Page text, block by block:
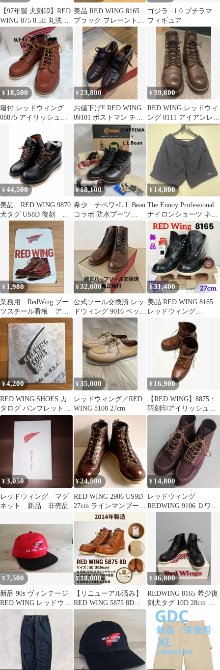
【97年製 犬刻印】RED
WING 875 8.5E 丸洗い
&補修済26.5㎝
美品 RED WING 8165
ブラック プレーントゥ
箱付
ゴジラ −1.0 プチラマ
フィギュア
¥ 18,500
箱付 レッドウィング
08875 アイリッシュセ
¥ 23,800
お値下げ‼️ RED WING
09101 ポストマン チョ
コレート 7D
¥39,800
RED WING レッドウィ
ング 8111 アイアンレン
ジャー 9D
¥44,500
美品 RED WING 9870
犬タグ US8D 復刻 激
¥18,100
希少 チペワ×L.L.Bean
コラボ 防水ブーツ
10EE 28cm USA製
¥ 14,800
The Ennoy Professional
ナイロンショーツ ネイ
ビー
¥ 1,980
業務用 RedWing ブー
ツスチール看板 アイ
リッシュセッター レ
ッドウイング
¥32,000
公式ソール交換済 レッ
ドウィング 9016 ベック
マン 7D 2011年製
¥31,400
美品 RED WING 8165
レッドウィング
BLACK 27cm
¥4,200
RED WING SHOES カ
タログ パンフレット
2000年
¥35,000
レッドウィング／RED
WING 8108 27cm
¥ 16,900
【RED WING】8875・
羽刻印アイリッシュセ
ッター 2009年製 28cm
¥3,050
レッドウィング マグ
ネット 新品 非売品
¥24,500
RED WING 2906 US9D
27cm ラインマンブーツ
¥ 14,800
レッドウィング
REDWING 9106 Ｄワイ
¥ 7,500
新品 90s ヴィンテージ
RED WING レッドウィ
ング キャップ 赤×黒
¥18,000
【リニューアル済み】
RED WING 5875 8D
26cm 2014年製
¥46,800
REDWING 8165 希少復
刻犬タグ 10D 28cm 海
外高騰 【極美品】